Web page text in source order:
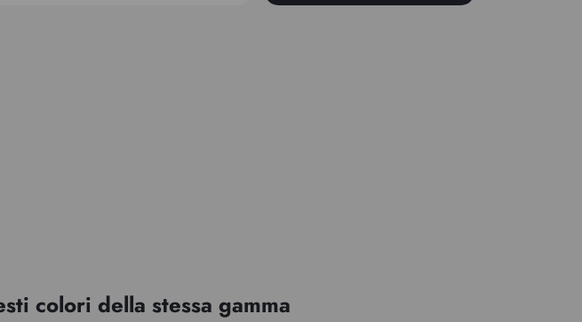
colori della stessa gamma